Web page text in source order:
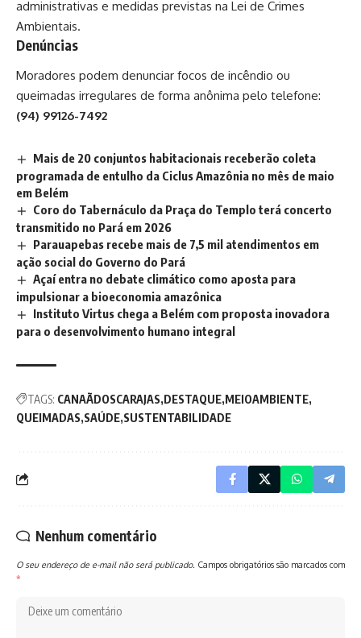
administrativas e medidas previstas na Lei de Crimes
Ambientais.
Denúncias
Moradores podem denunciar focos de incêndio ou
queimadas irregulares de forma anônima pelo telefone:
(94) 99126-7492
​Mais de 20 conjuntos habitacionais receberão coleta
programada de entulho da Ciclus Amazônia no mês de maio
em Belém
Coro do Tabernáculo da Praça do Templo terá concerto
transmitido no Pará em 2026
Parauapebas recebe mais de 7,5 mil atendimentos em
ação social do Governo do Pará
Açaí entra no debate climático como aposta para
impulsionar a bioeconomia amazônica
Instituto Virtus chega a Belém com proposta inovadora
para o desenvolvimento humano integral
TAGS: CANAÃDOSCARAJAS DESTAQUE MEIOAMBIENTE
QUEIMADAS SAÚDE SUSTENTABILIDADE
Nenhum comentário
O seu endereço de e-mail não será publicado. Campos obrigatórios são marcados com
*